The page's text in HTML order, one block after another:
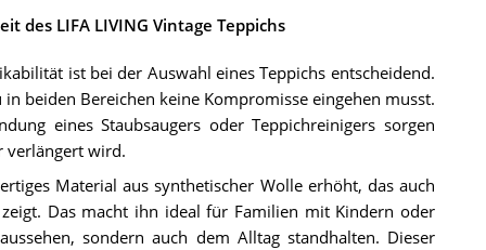
des LIFA LIVING Vintage Teppichs
ist bei der Auswahl eines Teppichs entscheidend.
beiden Bereichen keine Kompromisse eingehen musst.
eines Staubsaugers oder Teppichreinigers sorgen
verlängert wird.
Material aus synthetischer Wolle erhöht, das auch
Das macht ihn ideal für Familien mit Kindern oder
sondern auch dem Alltag standhalten. Dieser